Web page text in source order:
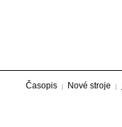
Časopis Nové stroje